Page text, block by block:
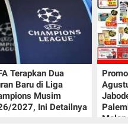
Terapkan Dua
Baru di Liga
Musim
2027, Ini Detailnya